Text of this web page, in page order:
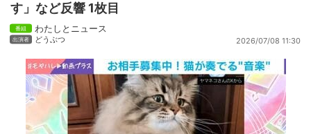
す」など反響 1枚目
わたしとニュース
どうぶつ 2026/07/08 11:30